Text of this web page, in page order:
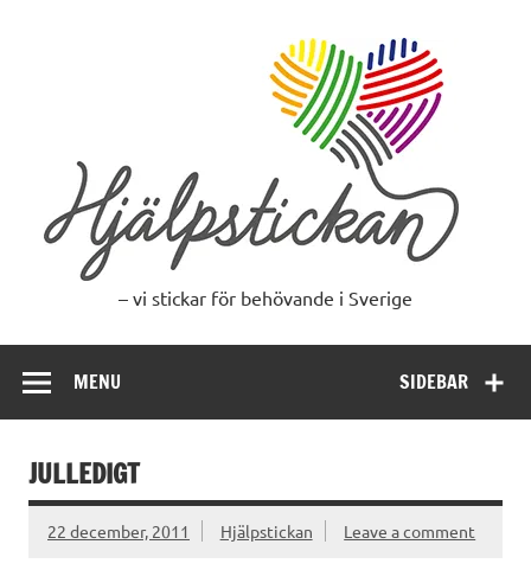
– vi stickar för behövande i Sverige
SIDEBAR
MENU
JULLEDIGT
22 december, 2011 Hjälpstickan Leave a comment